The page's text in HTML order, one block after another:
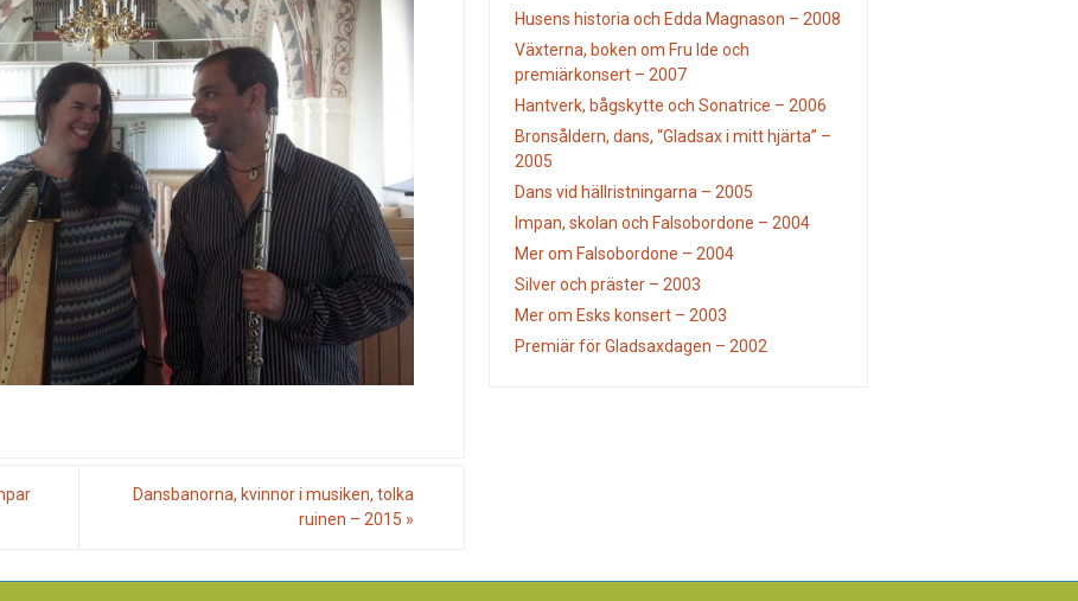
Dansbanorna, kvinnor i musiken, tolka
ruinen – 2015 »
Husens historia och Edda Magnason – 2008
Växterna, boken om Fru Ide och
premiärkonsert – 2007
Hantverk, bågskytte och Sonatrice – 2006
Bronsåldern, dans, “Gladsax i mitt hjärta” –
2005
Dans vid hällristningarna – 2005
Impan, skolan och Falsobordone – 2004
Mer om Falsobordone – 2004
Silver och präster – 2003
Mer om Esks konsert – 2003
Premiär för Gladsaxdagen – 2002